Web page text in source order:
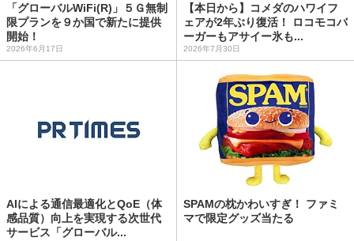
「グローバルWiFi(R)」５Ｇ無制
限プランを９か国で新たに提供
開始！
2026年6月17日
【本日から】コメダのハワイフ
ェアが2年ぶり復活！ ロコモコバ
ーガーもアサイー氷も...
2026年7月30日
AIによる通信最適化とQoE（体
感品質）向上を実現する次世代
サービス「グローバル...
SPAMの枕かわいすぎ！ ファミ
マで限定グッズ当たる